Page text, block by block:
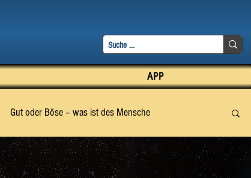
APP
Gut oder Böse – was ist des Mensche
2 Abschnitt 3 Abschnitt 4